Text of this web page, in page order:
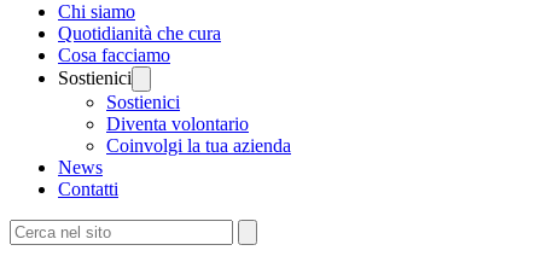
Chi siamo
Quotidianità che cura
Cosa facciamo
Sostienici
Sostienici
Diventa volontario
Coinvolgi la tua azienda
News
Contatti